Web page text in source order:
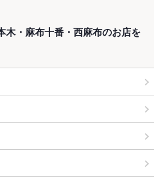
木・麻布十番・西麻布のお店を